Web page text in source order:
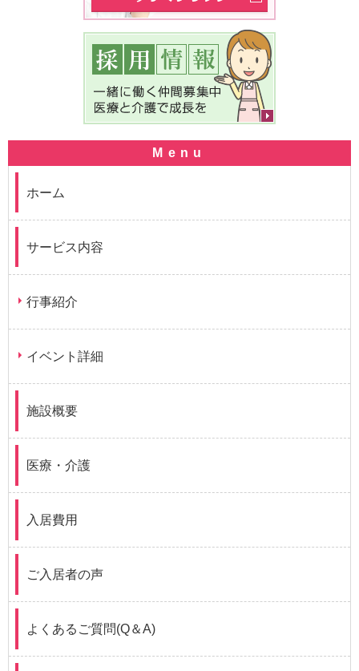
ホーム
サービス内容
行事紹介
イベント詳細
施設概要
医療・介護
入居費用
ご入居者の声
よくあるご質問(Q＆A)